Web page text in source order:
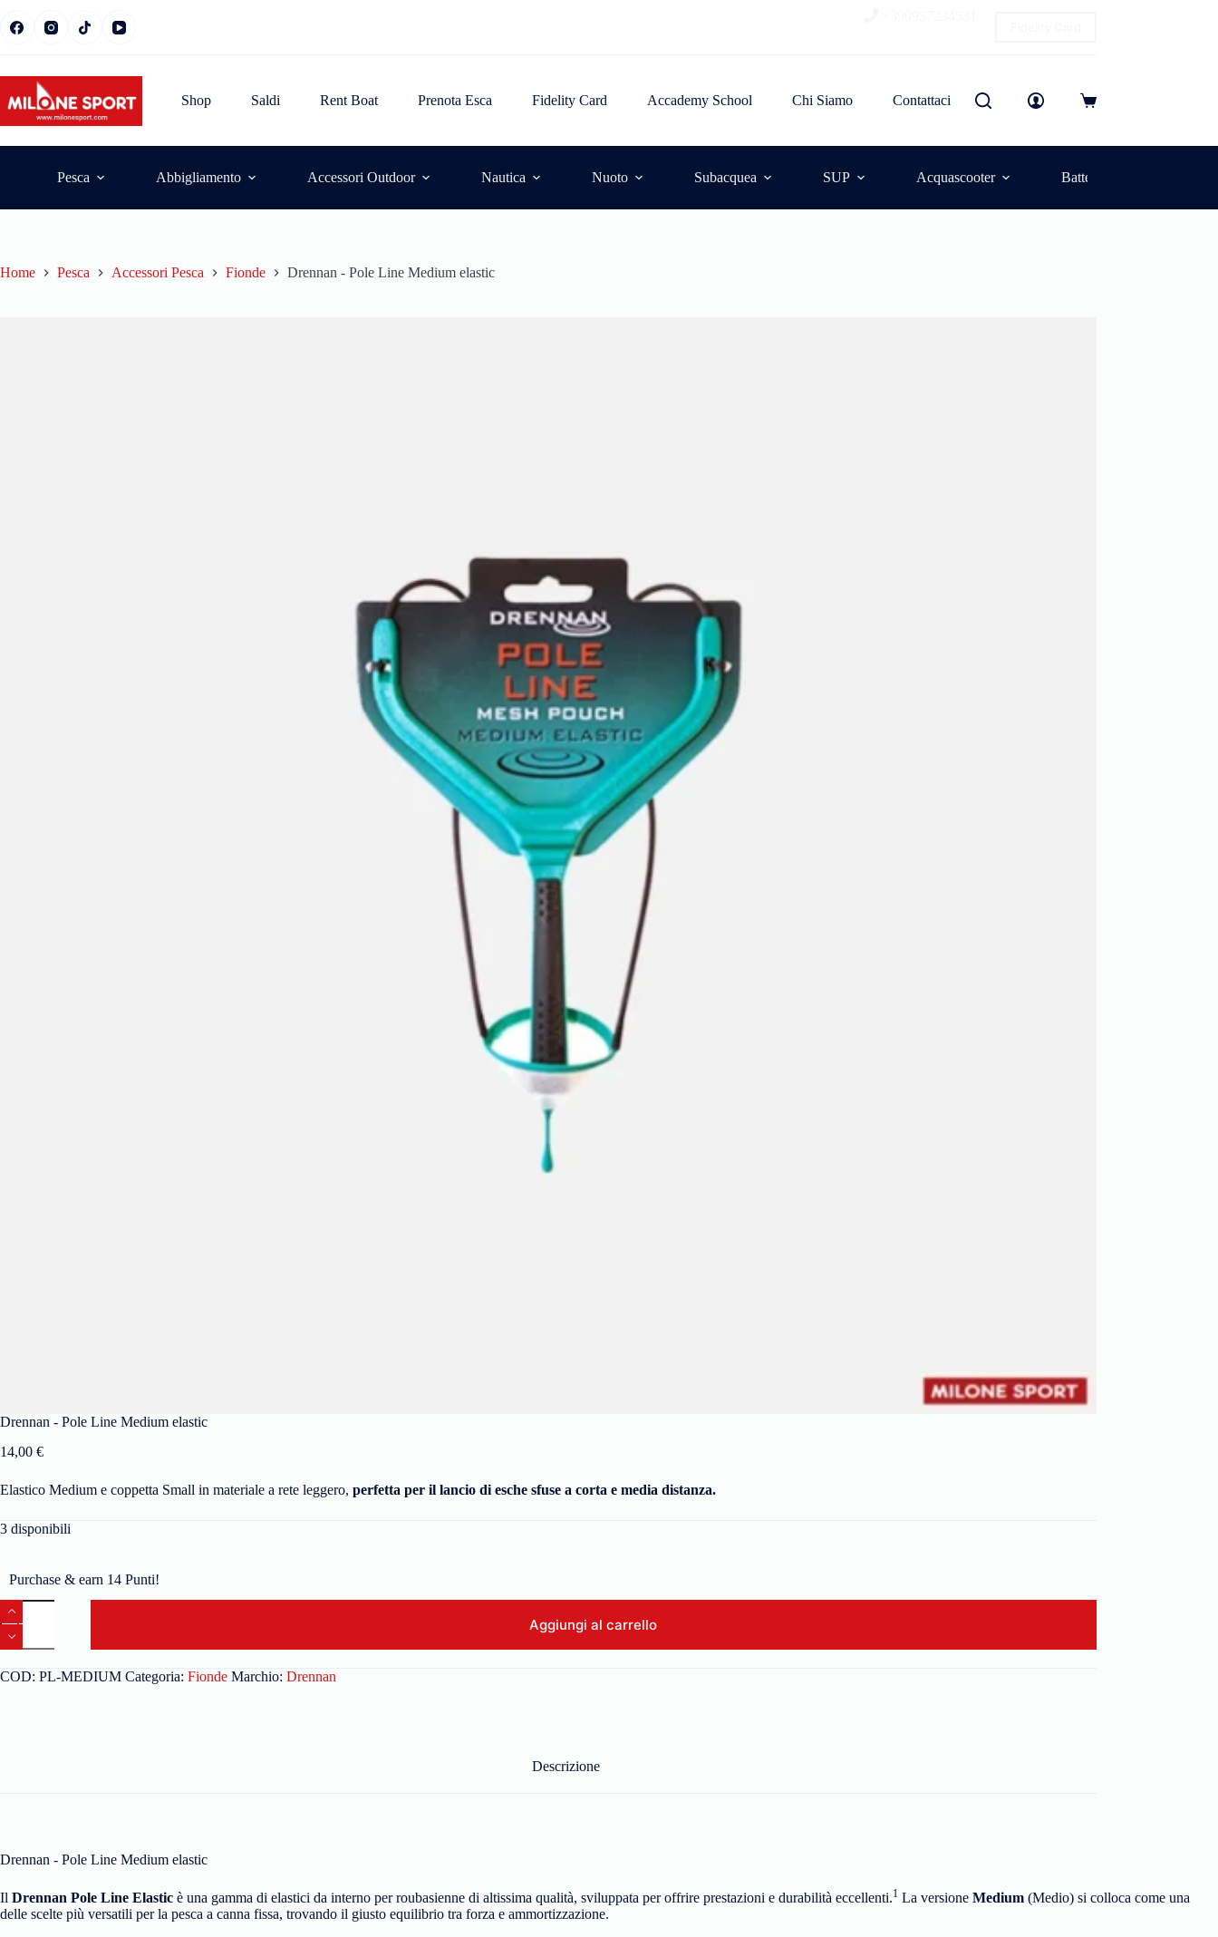
Shop Saldi Rent Boat Prenota Esca Fidelity Card Accademy School Chi Siamo Contattaci
Pesca Abbigliamento Accessori Outdoor Nautica Nuoto Subacquea SUP Acquascooter Batterie
Home Pesca Accessori Pesca Fionde Drennan - Pole Line Medium elastic
Drennan - Pole Line Medium elastic
14,00 €
Elastico Medium e coppetta Small in materiale a rete leggero, perfetta per il lancio di esche sfuse a corta e media distanza.
3 disponibili
Purchase & earn 14 Punti!
Aggiungi al carrello
COD: PL-MEDIUM Categoria: Fionde Marchio: Drennan
Descrizione
Drennan - Pole Line Medium elastic
Il Drennan Pole Line Elastic è una gamma di elastici da interno per roubasienne di altissima qualità, sviluppata per offrire prestazioni e durabilità eccellenti.1 La versione Medium (Medio) si colloca come una
delle scelte più versatili per la pesca a canna fissa, trovando il giusto equilibrio tra forza e ammortizzazione.